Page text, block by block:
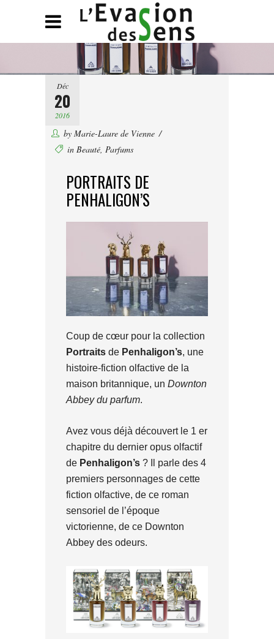
Déc
20
2016
by Marie-Laure de Vienne
in Beauté Parfums
PORTRAITS DE
PENHALIGON’S
Coup de cœur pour la collection
Portraits de Penhaligon’s, une
histoire-fiction olfactive de la
maison britannique, un Downton
Abbey du parfum.
Avez vous déjà découvert le 1 er
chapitre du dernier opus olfactif
de Penhaligon’s ? Il parle des 4
premiers personnages de cette
fiction olfactive, de ce roman
sensoriel de l’époque
victorienne, de ce Downton
Abbey des odeurs.